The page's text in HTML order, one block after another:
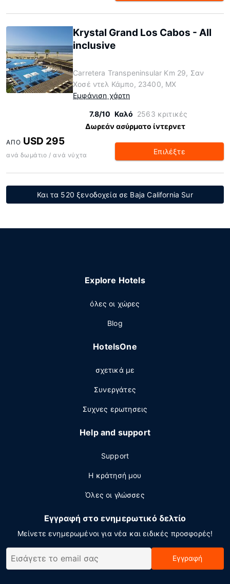
Krystal Grand Los Cabos - All
inclusive
Carretera Transpeninsular Km 29, Σαν
Χοσέ ντελ Κάμπο, 23400, MX
Εμφάνιση χάρτη
7.8/10 Καλό 2563 κριτικές
Δωρεάν ασύρματο ίντερνετ
ΑΠΌ USD 295
ανά δωμάτιο / ανά νύχτα Επιλέξτε
Και τα 520 ξενοδοχεία σε Baja California Sur
Explore Hotels
όλες οι χώρες
Blog
HotelsOne
σχετικά με
Συνεργάτες
Συχνες ερωτησεις
Help and support
Support
Η κράτησή μου
Όλες οι γλώσσες
Εγγραφή στο ενημερωτικό δελτίο
Μείνετε ενημερωμένοι για νέα και ειδικές προσφορές!
Εγγραφή